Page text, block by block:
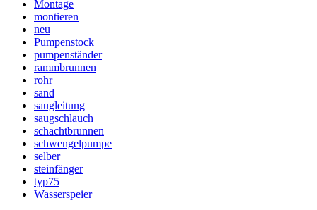
Montage
montieren
neu
Pumpenstock
pumpenständer
rammbrunnen
rohr
sand
saugleitung
saugschlauch
schachtbrunnen
schwengelpumpe
selber
steinfänger
typ75
Wasserspeier